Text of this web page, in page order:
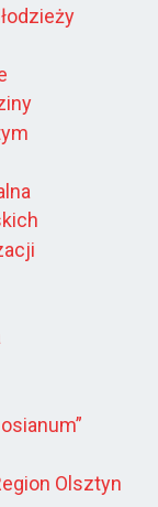
Olsztyn